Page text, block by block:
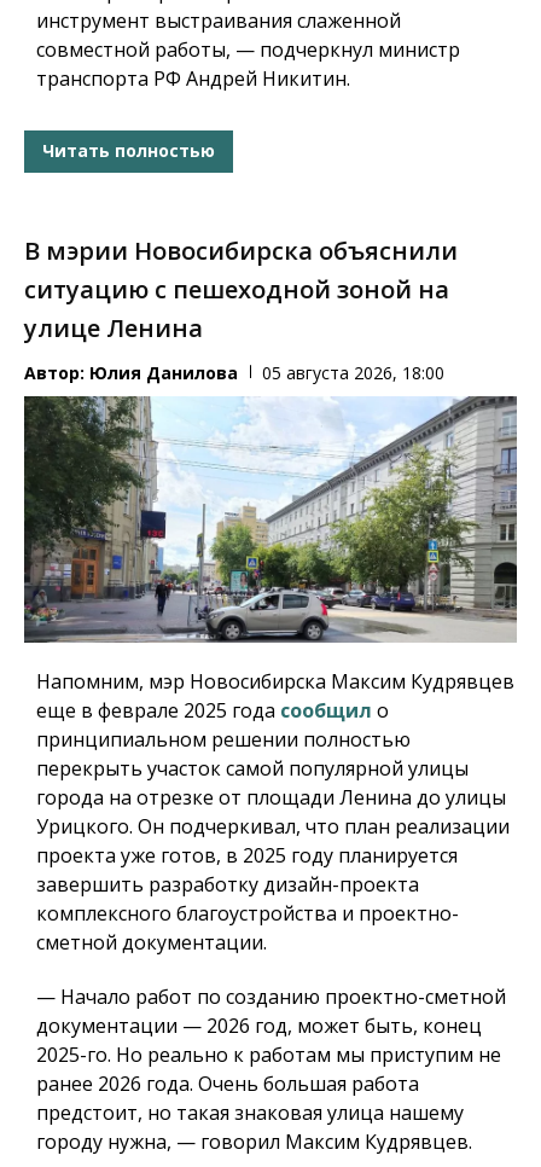
инструмент выстраивания слаженной
совместной работы, — подчеркнул министр
транспорта РФ Андрей Никитин.
Читать полностью
В мэрии Новосибирска объяснили
ситуацию с пешеходной зоной на
улице Ленина
Автор: Юлия Данилова 05 августа 2026, 18:00
Напомним, мэр Новосибирска Максим Кудрявцев
еще в феврале 2025 года сообщил о
принципиальном решении полностью
перекрыть участок самой популярной улицы
города на отрезке от площади Ленина до улицы
Урицкого. Он подчеркивал, что план реализации
проекта уже готов, в 2025 году планируется
завершить разработку дизайн-проекта
комплексного благоустройства и проектно-
сметной документации.
— Начало работ по созданию проектно-сметной
документации — 2026 год, может быть, конец
2025-го. Но реально к работам мы приступим не
ранее 2026 года. Очень большая работа
предстоит, но такая знаковая улица нашему
городу нужна, — говорил Максим Кудрявцев.